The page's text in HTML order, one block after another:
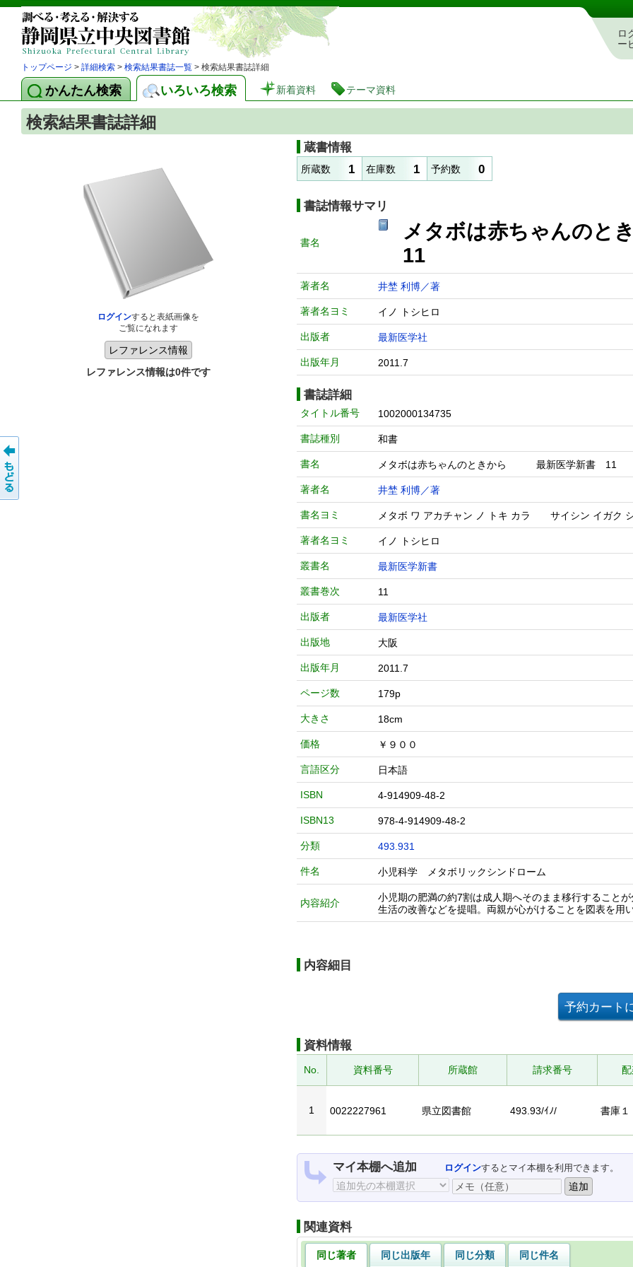
静岡県立図書館 蔵書検索・予約システム
ロ
ー
トップページ > 詳細検索 > 検索結果書誌一覧 > 検索結果書誌詳細
かんたん検索 いろいろ検索 新着資料 テーマ資料
検索結果書誌詳細
ログインすると表紙画像を
ご覧になれます
レファレンス情報は0件です
蔵書情報
所蔵数 1 在庫数 1 予約数 0
書誌情報サマリ
書名
メタボは赤ちゃんの
11
著者名 井埜 利博／著
著者名ヨミ イノ トシヒロ
出版者 最新医学社
出版年月 2011.7
書誌詳細
タイトル番号 1002000134735
書誌種別 和書
書名 メタボは赤ちゃんのときから 最新医学新書 11
著者名 井埜 利博／著
書名ヨミ メタボ ワ アカチャン ノ トキ カラ サイシン イガク
著者名ヨミ イノ トシヒロ
叢書名 最新医学新書
叢書巻次 11
出版者 最新医学社
出版地 大阪
出版年月 2011.7
ページ数 179p
大きさ 18cm
価格 ￥９００
言語区分 日本語
ISBN 4-914909-48-2
ISBN13 978-4-914909-48-2
分類 493.931
件名 小児科学 メタボリックシンドローム
内容紹介
小児期の肥満の約7割は成人期へそのまま移行すること
生活の改善などを提唱。両親が心がけることを図表を用
内容細目
資料情報
No. 資料番号 所蔵館 請求番号
1 0022227961 県立図書館 493.93/ｲﾉ/ 書庫１
マイ本棚へ追加 ログインするとマイ本棚を利用できます。
関連資料
同じ著者 同じ出版年 同じ分類 同じ件名